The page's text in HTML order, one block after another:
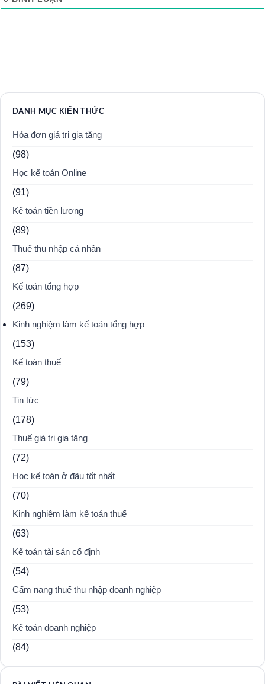
DANH MỤC KIẾN THỨC
Hóa đơn giá trị gia tăng
(98)
Học kế toán Online
(91)
Kế toán tiền lương
(89)
Thuế thu nhập cá nhân
(87)
Kế toán tổng hợp
(269)
Kinh nghiệm làm kế toán tổng hợp
(153)
Kế toán thuế
(79)
Tin tức
(178)
Thuế giá trị gia tăng
(72)
Học kế toán ở đâu tốt nhất
(70)
Kinh nghiệm làm kế toán thuế
(63)
Kế toán tài sản cố định
(54)
Cẩm nang thuế thu nhập doanh nghiệp
(53)
Kế toán doanh nghiệp
(84)